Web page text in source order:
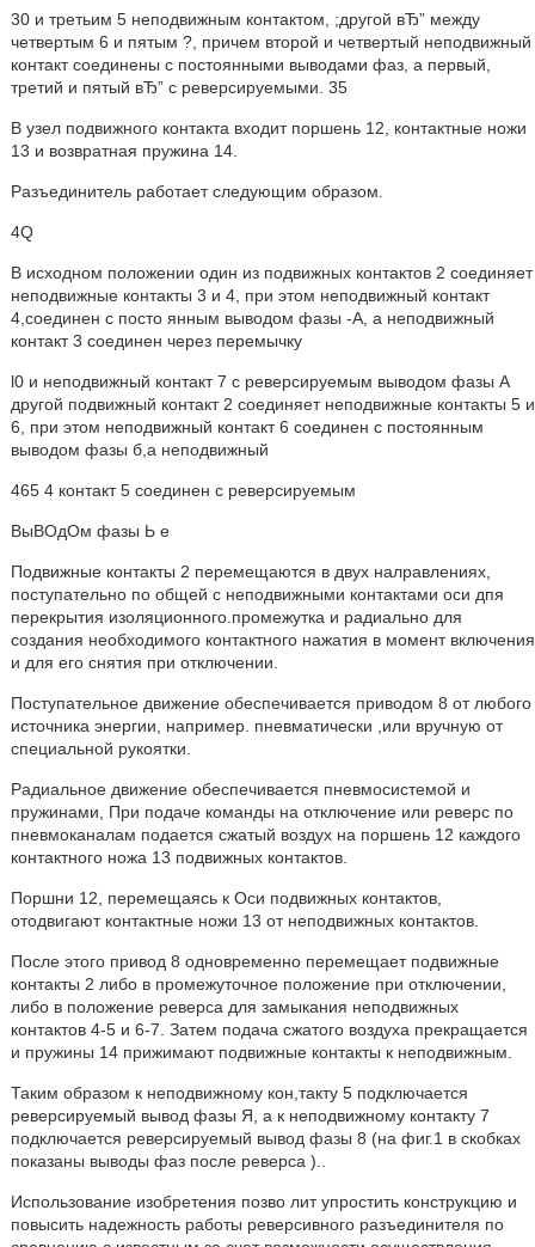
30 и третьим 5 неподвижным контактом, ;другой вЂ” между
четвертым 6 и пятым ?, причем второй и четвертый неподвижный
контакт соединены с постоянными выводами фаз, а первый,
третий и пятый вЂ” с реверсируемыми. 35
В узел подвижного контакта входит поршень 12, контактные ножи
13 и возвратная пружина 14.
Разъединитель работает следующим образом.
4Q
В исходном положении один из подвижных контактов 2 соединяет
неподвижные контакты 3 и 4, при этом неподвижный контакт
4,соединен с посто янным выводом фазы -А, а неподвижный
контакт 3 соединен через перемычку
l0 и неподвижный контакт 7 с реверсируемым выводом фазы A
другой подвижный контакт 2 соединяет неподвижные контакты 5 и
6, при этом неподвижный контакт 6 соединен с постоянным
выводом фазы б,а неподвижный
465 4 контакт 5 соединен с реверсируемым
ВыВОдОм фазы Ь е
Подвижные контакты 2 перемещаются в двух налравлениях,
поступательно по общей с неподвижными контактами оси дпя
перекрытия изоляционного.промежутка и радиально для
создания необходимого контактного нажатия в момент включения
и для его снятия при отключении.
Поступательное движение обеспечивается приводом 8 от любого
источника энергии, например. пневматически ,или вручную от
специальной рукоятки.
Радиальное движение обеспечивается пневмосистемой и
пружинами, При подаче команды на отключение или реверс по
пневмоканалам подается сжатый воздух на поршень 12 каждого
контактного ножа 13 подвижных контактов.
Поршни 12, перемещаясь к Оси подвижных контактов,
отодвигают контактные ножи 13 от неподвижных контактов.
После этого привод 8 одновременно перемещает подвижные
контакты 2 либо в промежуточное положение при отключении,
либо в положение реверса для замыкания неподвижных
контактов 4-5 и 6-7. Затем подача сжатого воздуха прекращается
и пружины 14 прижимают подвижные контакты к неподвижным.
Таким образом к неподвижному кон,такту 5 подключается
реверсируемый вывод фазы Я, а к неподвижному контакту 7
подключается реверсируемый вывод фазы 8 (на фиг.1 в скобках
показаны выводы фаз после реверса )..
Использование изобретения позво лит упростить конструкцию и
повысить надежность работы реверсивного разъединителя по